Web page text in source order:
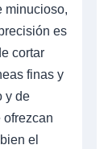
minucioso,
es
cortar
finas y
y de
ofrezcan
el